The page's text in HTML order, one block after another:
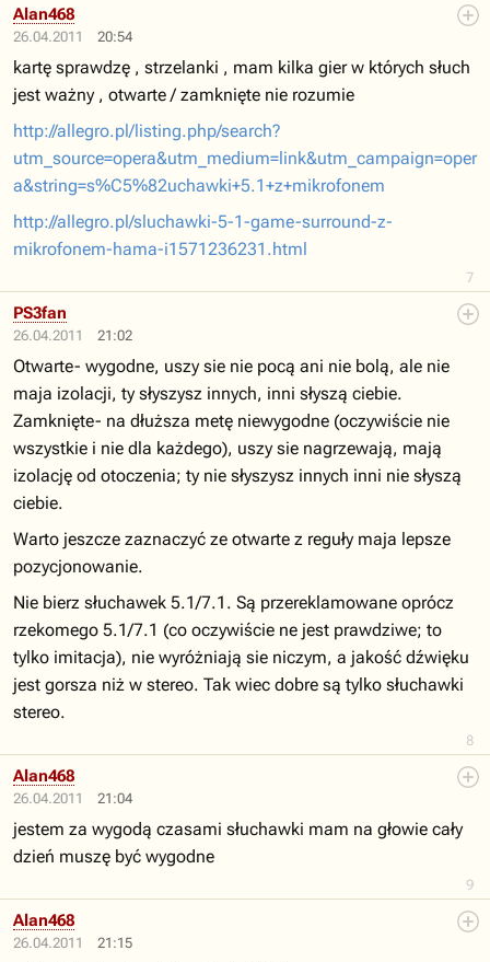
26.04.2011 20:54
7
Alan468
kartę sprawdzę , strzelanki , mam kilka gier w których słuch
jest ważny , otwarte / zamknięte nie rozumie
http://allegro.pl/listing.php/search?
utm_source=opera&utm_medium=link&utm_campaign=oper
a&string=s%C5%82uchawki+5.1+z+mikrofonem
http://allegro.pl/sluchawki-5-1-game-surround-z-
mikrofonem-hama-i1571236231.html
26.04.2011 21:02
8
PS3fan
Otwarte- wygodne, uszy sie nie pocą ani nie bolą, ale nie
maja izolacji, ty słyszysz innych, inni słyszą ciebie.
Zamknięte- na dłuższa metę niewygodne (oczywiście nie
wszystkie i nie dla każdego), uszy sie nagrzewają, mają
izolację od otoczenia; ty nie słyszysz innych inni nie słyszą
ciebie.
Warto jeszcze zaznaczyć ze otwarte z reguły maja lepsze
pozycjonowanie.
Nie bierz słuchawek 5.1/7.1. Są przereklamowane oprócz
rzekomego 5.1/7.1 (co oczywiście ne jest prawdziwe; to
tylko imitacja), nie wyróżniają sie niczym, a jakość dźwięku
jest gorsza niż w stereo. Tak wiec dobre są tylko słuchawki
stereo.
26.04.2011 21:04
9
Alan468
jestem za wygodą czasami słuchawki mam na głowie cały
dzień muszę być wygodne
26.04.2011 21:15
Alan468